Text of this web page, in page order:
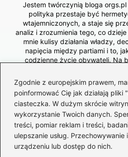
Zgodnie z europejskim prawem,
poinformować Cię jak działają pliki
ciasteczka. W dużym skrócie
wykorzystanie Twoich danych.
treści, pomiar reklam i treści,
ulepszanie usług. Przechowywanie
urządzeniu lub dostęp do nich.
Jestem twórczynią bloga
polityka przestaje być
wtajemniczonych, a staje się
analiz i zrozumienia tego, co
mnie kulisy działania władzy,
napięcia między partiami i to,
codzienne życie obywateli. Na
Konfederacji i wszystkich tych,
scenę polityczną — od wielkich
poprawki
←
Nowe wieści o zdrowiu
mówią spekulacje?
Kładka Trzaskowskiego –